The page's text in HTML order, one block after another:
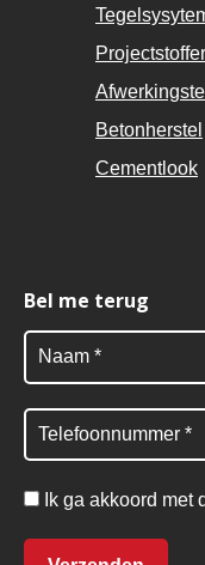
Betonherstel
Cementlook
Bel me terug
Ik ga akkoord met